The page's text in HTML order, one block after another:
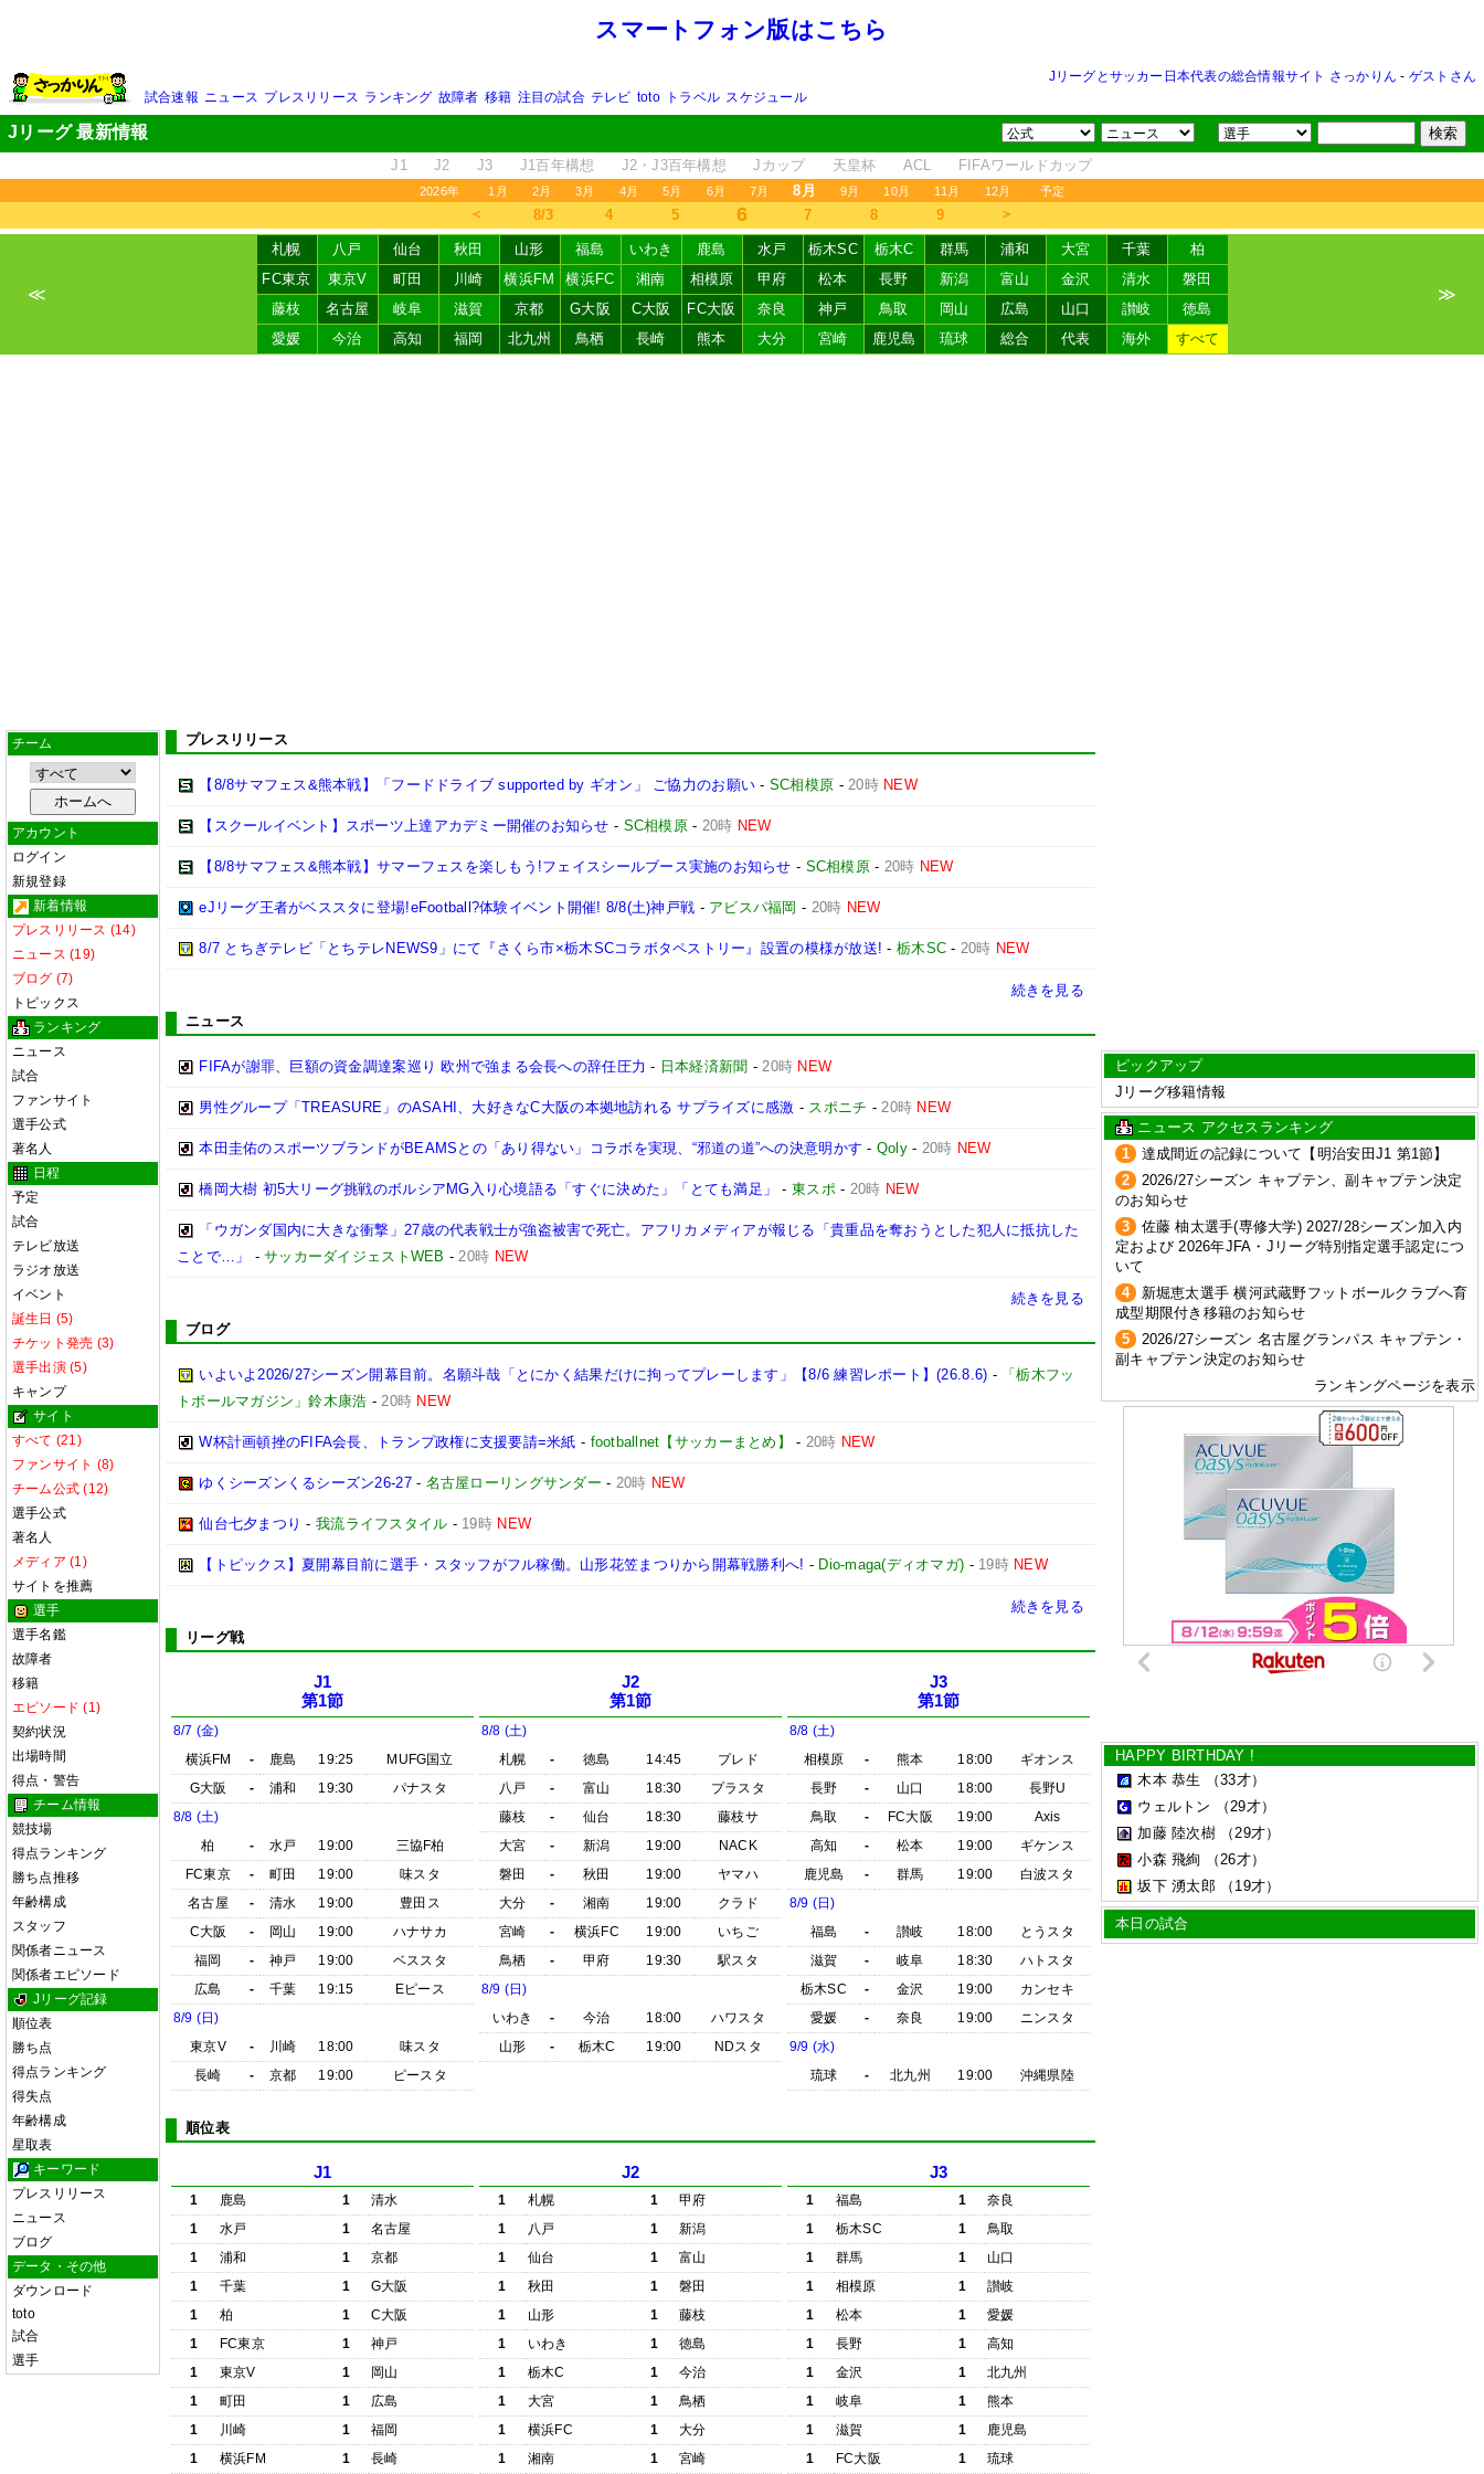
スマートフォン版はこちら
Jリーグとサッカー日本代表の総合情報サイト さっかりん - ゲストさん
試合速報 ニュース プレスリリース ランキング 故障者 移籍 注目の試合 テレビ toto トラベル スケジュール
Jリーグ 最新情報
J1 J2 J3 J1百年構想 J2・J3百年構想 Jカップ 天皇杯 ACL FIFAワールドカップ
2026年 1月 2月 3月 4月 5月 6月 7月 8月 9月 10月 11月 12月 予定
＜ 8/3 4 5 6 7 8 9 ＞
≪
札幌 八戸 仙台 秋田 山形 福島 いわき 鹿島 水戸 栃木SC 栃木C 群馬 浦和 大宮 千葉
柏
FC東京
東京V 町田 川崎 横浜FM 横浜FC 湘南 相模原 甲府 松本 長野 新潟 富山 金沢 清水
磐田
藤枝
名古屋 岐阜 滋賀 京都 G大阪 C大阪 FC大阪 奈良 神戸 鳥取 岡山 広島 山口 讃岐
徳島
愛媛
今治 高知 福岡 北九州 鳥栖 長崎 熊本 大分 宮崎 鹿児島 琉球 総合 代表 海外 すべて
≫
チーム
アカウント
ログイン
新規登録
新着情報
プレスリリース (14)
ニュース (19)
ブログ (7)
トピックス
ランキング
ニュース
試合
ファンサイト
選手公式
著名人
日程
予定
試合
テレビ放送
ラジオ放送
イベント
誕生日 (5)
チケット発売 (3)
選手出演 (5)
キャンプ
サイト
すべて (21)
ファンサイト (8)
チーム公式 (12)
選手公式
著名人
メディア (1)
サイトを推薦
選手
選手名鑑
故障者
移籍
エピソード (1)
契約状況
出場時間
得点・警告
チーム情報
競技場
得点ランキング
勝ち点推移
年齢構成
スタッフ
関係者ニュース
関係者エピソード
Jリーグ記録
順位表
勝ち点
得点ランキング
得失点
年齢構成
星取表
キーワード
プレスリリース
ニュース
ブログ
データ・その他
ダウンロード
toto
試合
選手
プレスリリース
【8/8サマフェス&熊本戦】「フードドライブ supported by ギオン」 ご協力のお願い - SC相模原 -20時 NEW
【スクールイベント】スポーツ上達アカデミー開催のお知らせ - SC相模原- 20時 NEW
【8/8サマフェス&熊本戦】サマーフェスを楽しもう!フェイスシールブース実施のお知らせ - SC相模原- 20時 NEW
eJリーグ王者がベススタに登場!eFootball?体験イベント開催! 8/8(土)神戸戦 - アビスパ福岡 - 20時 NEW
8/7 とちぎテレビ「とちテレNEWS9」にて『さくら市×栃木SCコラボタペストリー』設置の模様が放送! - 栃木SC - 20時 NEW
続きを見る
ニュース
FIFAが謝罪、巨額の資金調達案巡り 欧州で強まる会長への辞任圧力 - 日本経済新聞 -20時 NEW
男性グループ「TREASURE」のASAHI、大好きなC大阪の本拠地訪れる サプライズに感激 - スポニチ -20時 NEW
本田圭佑のスポーツブランドがBEAMSとの「あり得ない」コラボを実現、“邪道の道”への決意明かす - Qoly- 20時 NEW
橋岡大樹 初5大リーグ挑戦のボルシアMG入り心境語る「すぐに決めた」「とても満足」 -東スポ- 20時 NEW
「ウガンダ国内に大きな衝撃」27歳の代表戦士が強盗被害で死亡。アフリカメディアが報じる「貴重品を奪おうとした犯人に抵抗した
ことで…」
-サッカーダイジェストWEB -20時 NEW
続きを見る
ブログ
いよいよ2026/27シーズン開幕目前。名願斗哉「とにかく結果だけに拘ってプレーします」【8/6 練習レポート】(26.8.6) -
「栃木フッ
トボールマガジン」鈴木康浩 -20時 NEW
W杯計画頓挫のFIFA会長、トランプ政権に支援要請=米紙 - footballnet【サッカーまとめ】 - 20時 NEW
ゆくシーズンくるシーズン26-27- 名古屋ローリングサンダー - 20時 NEW
仙台七夕まつり - 我流ライフスタイル - 19時 NEW
【トピックス】夏開幕目前に選手・スタッフがフル稼働。山形花笠まつりから開幕戦勝利へ! - Dio-maga(ディオマガ) - 19時 NEW
続きを見る
リーグ戦
J1
第1節
8/7 (金)
横浜FM
- 鹿島 19:25
MUFG国立
G大阪
- 浦和 19:30
パナスタ
8/8 (土)
柏
- 水戸 19:00
三協F柏
FC東京
- 町田 19:00
味スタ
名古屋
- 清水 19:00
豊田ス
C大阪
- 岡山 19:00
ハナサカ
福岡
- 神戸 19:00
ベススタ
広島
- 千葉 19:15
Eピース
8/9 (日)
東京V
- 川崎 18:00
味スタ
長崎
- 京都 19:00 ピースタ
J2
第1節
8/8 (土)
札幌
- 徳島 14:45
プレド
八戸
- 富山 18:30
プラスタ
藤枝
- 仙台 18:30
藤枝サ
大宮
- 新潟 19:00
NACK
磐田
- 秋田 19:00
ヤマハ
大分
- 湘南 19:00
クラド
宮崎
- 横浜FC 19:00
いちご
鳥栖
- 甲府 19:30
駅スタ
8/9 (日)
いわき
- 今治 18:00
ハワスタ
山形
- 栃木C 19:00 NDスタ
J3
第1節
8/8 (土)
相模原
- 熊本 18:00
ギオンス
長野
- 山口 18:00
長野U
鳥取
- FC大阪 19:00
Axis
高知
- 松本 19:00
ギケンス
鹿児島
- 群馬 19:00
白波スタ
8/9 (日)
福島
- 讃岐 18:00
とうスタ
滋賀
- 岐阜 18:30
ハトスタ
栃木SC
- 金沢 19:00
カンセキ
愛媛
- 奈良 19:00
ニンスタ
9/9 (水)
琉球
- 北九州 19:00 沖縄県陸
順位表
J1
1 鹿島 1
清水
1
水戸 1
名古屋
1
浦和 1
京都
1
千葉 1
G大阪
1
柏 1
C大阪
1
FC東京 1
神戸
1
東京V 1
岡山
1
町田 1
広島
1
川崎 1
福岡
1
横浜FM 1 長崎
J2
1 札幌 1
甲府
1
八戸 1
新潟
1
仙台 1
富山
1
秋田 1
磐田
1
山形 1
藤枝
1
いわき 1
徳島
1
栃木C 1
今治
1
大宮 1
鳥栖
1
横浜FC 1
大分
1
湘南 1 宮崎
J3
1 福島 1
奈良
1
栃木SC 1
鳥取
1
群馬 1
山口
1
相模原 1
讃岐
1
松本 1
愛媛
1
長野 1
高知
1
金沢 1
北九州
1
岐阜 1
熊本
1
滋賀 1
鹿児島
1
FC大阪 1 琉球
ピックアップ
Jリーグ移籍情報
ニュース アクセスランキング
1
達成間近の記録について【明治安田J1 第1節】
2
2026/27シーズン キャプテン、副キャプテン決定
のお知らせ
3
佐藤 柚太選手(専修大学) 2027/28シーズン加入内
定および 2026年JFA・Jリーグ特別指定選手認定につ
いて
4
新堀恵太選手 横河武蔵野フットボールクラブへ育
成型期限付き移籍のお知らせ
5
2026/27シーズン 名古屋グランパス キャプテン・
副キャプテン決定のお知らせ
ランキングページを表示
HAPPY BIRTHDAY !
木本 恭生
（33才）
ウェルトン
（29才）
加藤 陸次樹
（29才）
小森 飛絢
（26才）
坂下 湧太郎
（19才）
本日の試合